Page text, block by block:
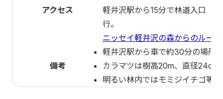
アクセス
軽井沢駅から15分で林道入口（
行。
ニッセイ軽井沢の森からのルー
備考
軽井沢駅から車で約30分の場所
カラマツは樹高20m、直径24cm
明るい林内ではモミジイチゴ等